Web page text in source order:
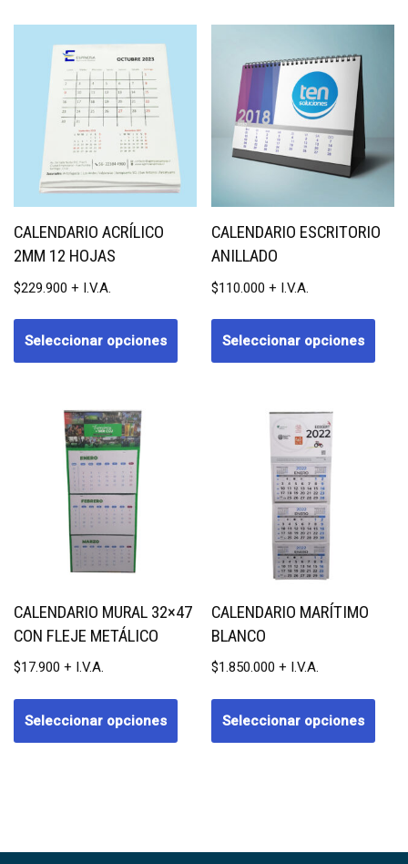
CALENDARIO ACRÍLICO
2MM 12 HOJAS
$229.900
Seleccionar opciones
CALENDARIO ESCRITORIO
ANILLADO
$110.000
Seleccionar opciones
CALENDARIO MURAL 32×47
CON FLEJE METÁLICO
$17.900
Seleccionar opciones
CALENDARIO MARÍTIMO
BLANCO
$1.850.000
Seleccionar opciones